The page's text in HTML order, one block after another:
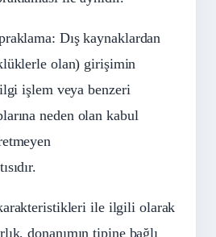
Dış kaynaklardan
olan) girişimin
işlem veya benzeri
neden olan kabul
ile ilgili olarak
donanımın tipine bağlı